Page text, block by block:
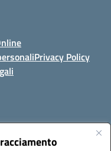
Privacy Policy
- Palermo